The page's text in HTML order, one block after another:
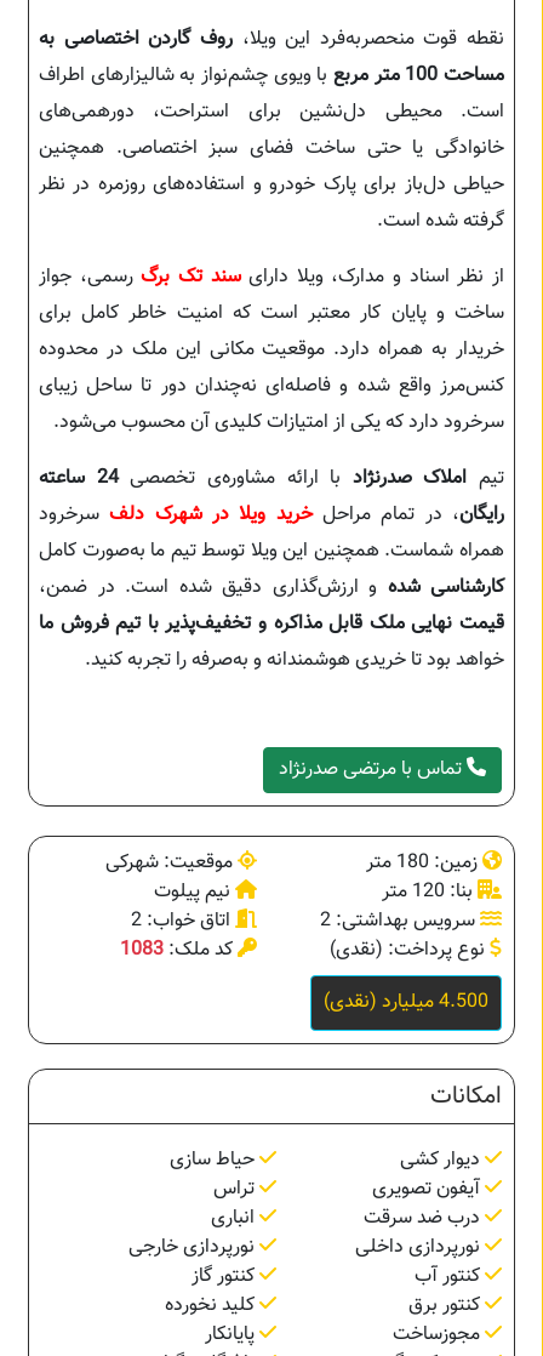
نقطه قوت منحصربه‌فرد این ویلا،روف گاردن اختصاصی به
مساحت 100 متر مربع
با ویوی چشم‌نواز به شالیزارهای اطراف
است. محیطی دل‌نشین برای استراحت، دورهمی‌های
خانوادگی یا حتی ساخت فضای سبز اختصاصی. همچنین
حیاطی دل‌باز برای پارک خودرو و استفاده‌های روزمره در نظر
گرفته شده است.
از نظر اسناد و مدارک، ویلا دارایسند تک برگرسمی، جواز
ساخت و پایان کار معتبر است که امنیت خاطر کامل برای
خریدار به همراه دارد. موقعیت مکانی این ملک در محدوده
کنس‌مرز واقع شده و فاصله‌ای نه‌چندان دور تا ساحل زیبای
سرخرود دارد که یکی از امتیازات کلیدی آن محسوب می‌شود.
تیم املاک صدرنژاد با ارائه مشاوره‌ی تخصصی
24 ساعته
رایگان، در تمام مراحلخرید ویلا در شهرک دلفسرخرود
همراه شماست. همچنین این ویلا توسط تیم ما به‌صورت کامل
کارشناسی شده و ارزش‌گذاری دقیق شده است. در ضمن،
قیمت نهایی ملک قابل مذاکره و تخفیف‌پذیر با تیم فروش ما
خواهد بود تا خریدی هوشمندانه و به‌صرفه را تجربه کنید.
تماس با مرتضی صدرنژاد
زمین: 180 متر
موقعیت: شهرکی
بنا: 120 متر
نیم پیلوت
سرویس بهداشتی: 2
اتاق خواب: 2
نوع پرداخت: (نقدی)
کد ملک: 1083
4.500 میلیارد (نقدی)
امکانات
دیوار کشی
حیاط سازی
آیفون تصویری
تراس
درب ضد سرقت
انباری
نورپردازی داخلی
نورپردازی خارجی
کنتور آب
کنتور گاز
کنتور برق
کلید نخورده
مجوزساخت
پایانکار